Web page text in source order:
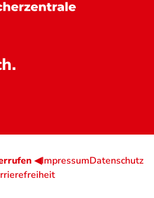
◀ImpressumDatenschutz